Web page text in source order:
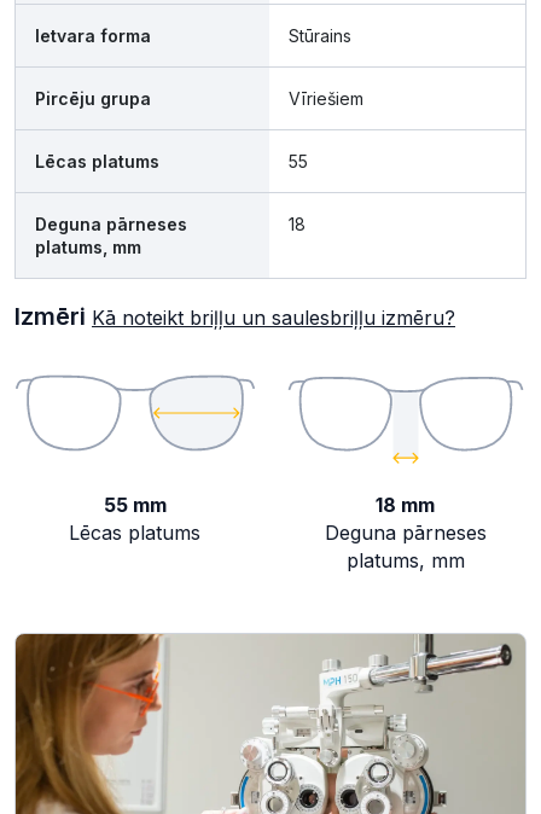
Ietvara forma Stūrains
Pircēju grupa Vīriešiem
Lēcas platums 55
Deguna pārneses
platums, mm
18
Izmēri Kā noteikt briļļu un saulesbriļļu izmēru?
55 mm
Lēcas platums
18 mm
Deguna pārneses
platums, mm